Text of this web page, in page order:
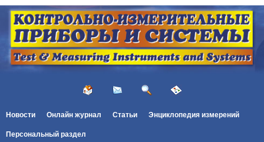
Новости Онлайн журнал Статьи Энциклопедия измерений
Персональный раздел